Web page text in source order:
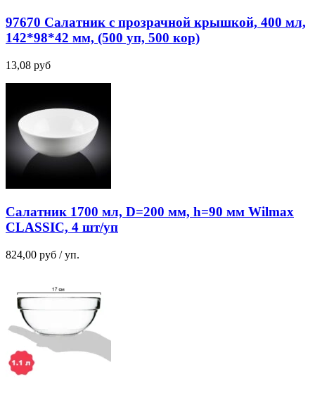
97670 Салатник с прозрачной крышкой, 400 мл,
142*98*42 мм, (500 уп, 500 кор)
13,08 руб
Салатник 1700 мл, D=200 мм, h=90 мм Wilmax
CLASSIC, 4 шт/уп
824,00 руб / уп.